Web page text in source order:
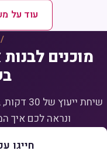
עוד על
מוכנים
שיחת
ונראה לכם איך
חייגו עכשיו ·